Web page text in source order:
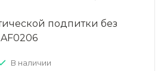
подпитки без
В наличии